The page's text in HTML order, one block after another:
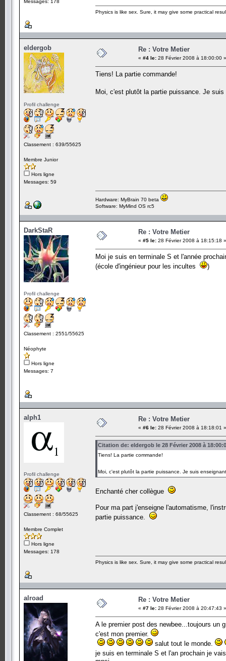
Messages: 178
Physics is like sex. Sure, it may give some practical
eldergob
Profil challenge
Classement : 639/55625
Membre Junior
Hors ligne
Messages: 59
Re : Votre Metier
« #4 le: 28 Février 2008 à 18:00:00 »
Tiens! La partie commande!
Moi, c'est plutôt la partie puissance. Je
Hardware: MyBrain 70 beta
Software: MyMind OS rc5
DarkStaR
Profil challenge
Classement : 2551/55625
Néophyte
Hors ligne
Messages: 7
Re : Votre Metier
« #5 le: 28 Février 2008 à 18:15:18 »
Moi je suis en terminale S et l'année
(école d'ingénieur pour les incultes
)
alph1
Profil challenge
Classement : 68/55625
Membre Complet
Hors ligne
Messages: 178
Re : Votre Metier
« #6 le: 28 Février 2008 à 18:18:01 »
Citation de: eldergob le 28 Février 2008 à
Tiens! La partie commande!
Moi, c'est plutôt la partie puissance. Je suis
Enchanté cher collègue
Pour ma part j'enseigne l'automatisme,
partie puissance.
Physics is like sex. Sure, it may give some practical
alroad Re : Votre Metier
« #7 le: 28 Février 2008 à 20:47:43 »
A le premier post des newbee...toujours un
c'est mon premier.
salut tout le monde.
je suis en terminale S et l'an prochain je